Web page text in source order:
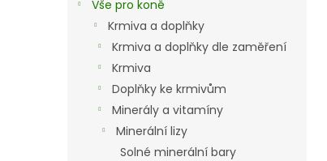
Vše pro koně
Krmiva a doplňky
Krmiva a doplňky dle zaměření
Krmiva
Doplňky ke krmivům
Minerály a vitamíny
Minerální lizy
Solné minerální bary